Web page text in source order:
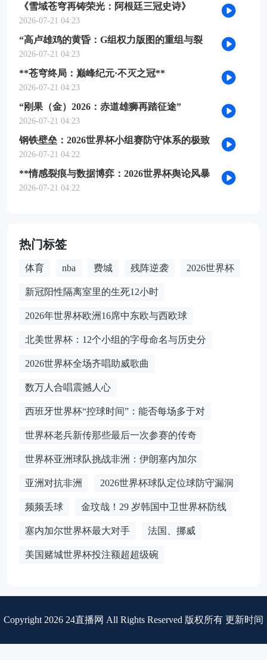
《雪域苍穹再铸荣光：阿根廷三冠史诗》
2026-07-21 04:23
“高卢雄鸡的黄昏：G组权力版图的重组与裂
变”
2026-07-21 04:23
**苍穹终局：巅峰纪元·不灭之冠**
2026-07-21 04:23
“刚果（金）2026：赤道雄狮再踏征途”
2026-07-21 04:23
钢铁壁垒：2026世界杯小组赛防守体系的极致
博弈
2026-07-21 04:22
**情感裂痕与数据博弈：2026世界杯舆论风暴
的多维解构**
2026-07-21 04:22
热门标签
体育 nba 费城 残阵逆袭 2026世界杯
新冠阳性隔离室里的生死12小时
2026年世界杯欧洲16席中东欧与西欧球
北美世界杯：12个小组的字母命名与历史分
2026世界杯全场齐唱助威歌曲
数万人合唱震撼人心
西班牙世界杯“控球时间”：能否每场多于对
世界杯老兵新传那些最后一次参赛的传奇
世界杯亚洲球队挑战非洲：伊朗塞内加尔
亚洲对抗非洲 2026世界杯球队定位球防守漏洞
频频丢球 金玟哉！29 岁韩国中卫世界杯防线
塞内加尔世界杯最大对手 法国、挪威
美国赌城世界杯投注额超超级碗
Copyright 2026 24直播网 All Rights Reserved 版权所有 更新时间